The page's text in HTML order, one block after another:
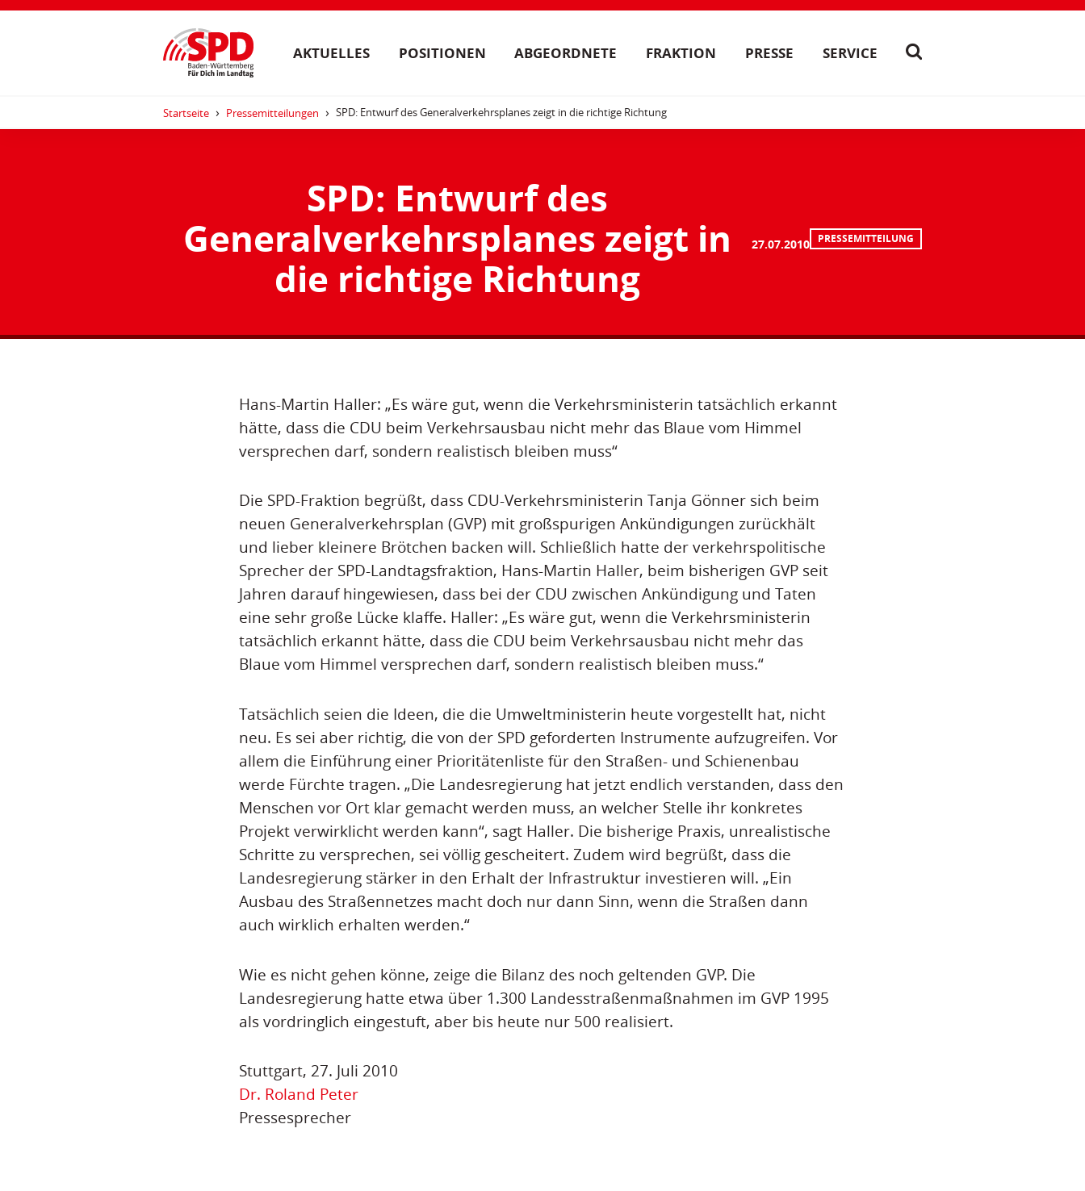
AKTUELLES POSITIONEN ABGEORDNETE FRAKTION PRESSE SERVICE
Startseite Pressemitteilungen SPD: Entwurf des Generalverkehrsplanes zeigt in die richtige Richtung
SPD: Entwurf des
Generalverkehrsplanes zeigt in
die richtige Richtung
27.07.2010 PRESSEMITTEILUNG
Hans-Martin Haller: „Es wäre gut, wenn die Verkehrsministerin tatsächlich erkannt
hätte, dass die CDU beim Verkehrsausbau nicht mehr das Blaue vom Himmel
versprechen darf, sondern realistisch bleiben muss“
Die SPD-Fraktion begrüßt, dass CDU-Verkehrsministerin Tanja Gönner sich beim
neuen Generalverkehrsplan (GVP) mit großspurigen Ankündigungen zurückhält
und lieber kleinere Brötchen backen will. Schließlich hatte der verkehrspolitische
Sprecher der SPD-Landtagsfraktion, Hans-Martin Haller, beim bisherigen GVP seit
Jahren darauf hingewiesen, dass bei der CDU zwischen Ankündigung und Taten
eine sehr große Lücke klaffe. Haller: „Es wäre gut, wenn die Verkehrsministerin
tatsächlich erkannt hätte, dass die CDU beim Verkehrsausbau nicht mehr das
Blaue vom Himmel versprechen darf, sondern realistisch bleiben muss.“
Tatsächlich seien die Ideen, die die Umweltministerin heute vorgestellt hat, nicht
neu. Es sei aber richtig, die von der SPD geforderten Instrumente aufzugreifen. Vor
allem die Einführung einer Prioritätenliste für den Straßen- und Schienenbau
werde Fürchte tragen. „Die Landesregierung hat jetzt endlich verstanden, dass den
Menschen vor Ort klar gemacht werden muss, an welcher Stelle ihr konkretes
Projekt verwirklicht werden kann“, sagt Haller. Die bisherige Praxis, unrealistische
Schritte zu versprechen, sei völlig gescheitert. Zudem wird begrüßt, dass die
Landesregierung stärker in den Erhalt der Infrastruktur investieren will. „Ein
Ausbau des Straßennetzes macht doch nur dann Sinn, wenn die Straßen dann
auch wirklich erhalten werden.“
Wie es nicht gehen könne, zeige die Bilanz des noch geltenden GVP. Die
Landesregierung hatte etwa über 1.300 Landesstraßenmaßnahmen im GVP 1995
als vordringlich eingestuft, aber bis heute nur 500 realisiert.
Stuttgart, 27. Juli 2010
Dr. Roland Peter
Pressesprecher